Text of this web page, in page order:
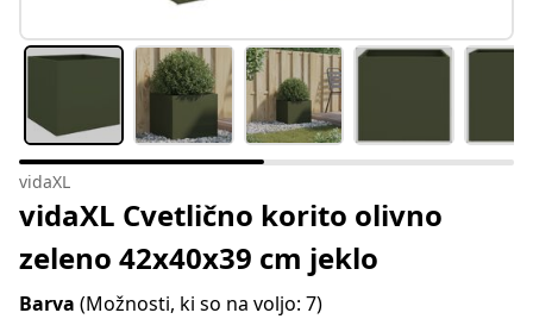
vidaXL
vidaXL Cvetlično korito olivno
zeleno 42x40x39 cm jeklo
Barva (Možnosti, ki so na voljo: 7)